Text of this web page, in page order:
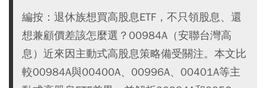
編按：退休族想買高股息ETF，不只領股息、還
想兼顧價差該怎麼選？00984A（安聯台灣高
息）近來因主動式高股息策略備受關注。本文比
較00984A與00400A、00996A、00401A等主